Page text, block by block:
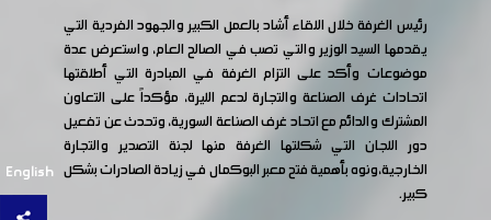
English
رئيس الغرفة خلال اللقاء أشاد بالعمل الكبير والجهود الفردية التي
يقدمها السيد الوزير والتي تصب في الصالح العام، واستعرض عدة
موضوعات وأكد على التزام الغرفة في المبادرة التي أطلقتها
اتحادات غرف الصناعة والتجارة لدعم الليرة، مؤكداً على التعاون
المشترك والدائم مع اتحاد غرف الصناعة السورية، وتحدث عن تفعيل
دور اللجان التي شكلتها الغرفة منها لجنة التصدير والتجارة
الخارجية،ونوه بأهمية فتح معبر البوكمال في زيادة الصادرات بشكل
كبير.